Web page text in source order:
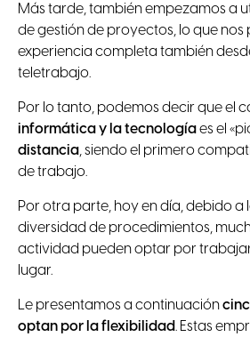
Más tarde, también empezamos a
de gestión de proyectos, lo que
experiencia completa también
teletrabajo.
Por lo tanto, podemos decir que el
informática y la tecnologíaes el
distancia, siendo el primero
de trabajo.
Por otra parte, hoy en día, debido a
diversidad de procedimientos,
actividad pueden optar por
lugar.
Le presentamos a continuación
optan por la flexibilidad. Estas